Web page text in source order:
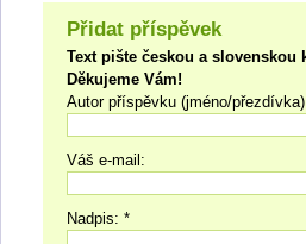
Přidat příspěvek
Text pište českou a slovenskou
Děkujeme Vám!
Autor příspěvku (jméno/
Váš e-mail:
Nadpis: *